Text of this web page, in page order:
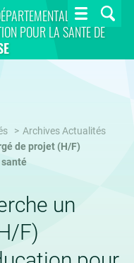
POUR LA SANTÉ DE
Archives Actualités
de projet (H/F)
un
F)